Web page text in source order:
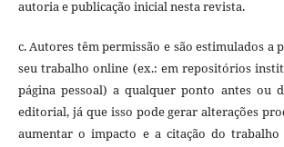
autoria e publicação inicial nesta revista.
c. Autores têm permissão e são estimulados
seu trabalho online (ex.: em repositórios
página pessoal) a qualquer ponto antes ou
editorial, já que isso pode gerar alterações
aumentar o impacto e a citação do